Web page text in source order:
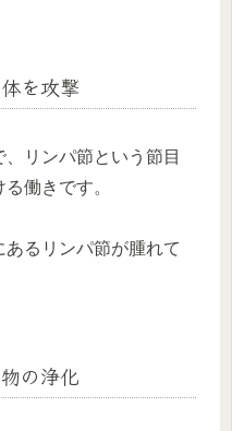
を攻撃
リンパ節という節目
働きです。
るリンパ節が腫れて
の浄化